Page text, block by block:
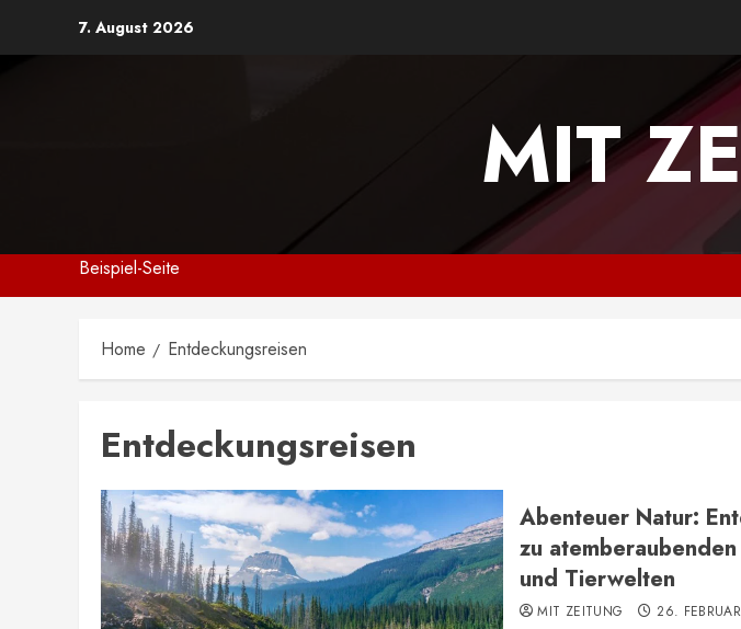
7. August 2026
MIT
Beispiel-Seite
Home Entdeckungsreisen
Entdeckungsreisen
Abenteuer Natur:
zu
und Tierwelten
MIT ZEITUNG 26.